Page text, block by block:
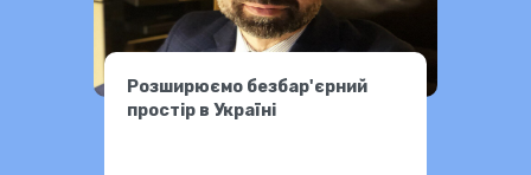
Розширюємо безбар'єрний
простір в Україні